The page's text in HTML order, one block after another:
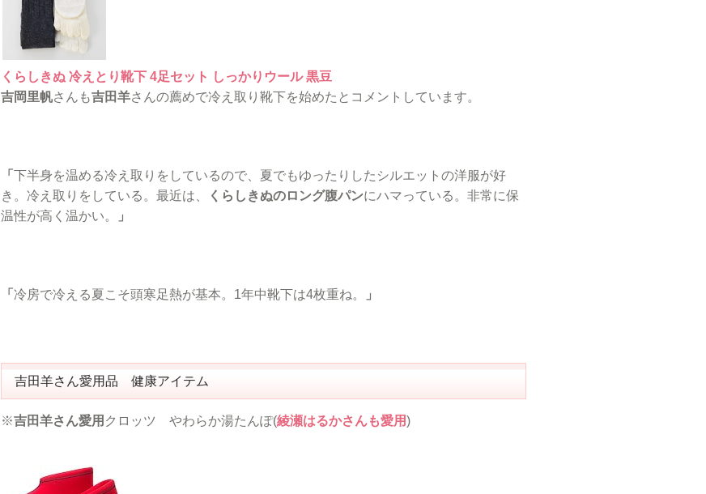
くらしきぬ 冷えとり靴下 4足セット しっかりウール 黒豆
吉岡里帆さんも吉田羊さんの薦めで冷え取り靴下を始めたとコメントしています。
「 下半身を温める冷え取りをしているので、夏でもゆったりしたシルエットの洋服が好
き。冷え取りをしている。最近は、
くらしきぬのロング腹パンにハマっている。非常に保
温性が高く温かい。
」
「 冷房で冷える夏こそ頭寒足熱が基本。1年中靴下は4枚重ね。 」
吉田羊さん愛用品 健康アイテム
※吉田羊さん愛用 クロッツ やわらか湯たんぽ(綾瀬はるかさんも愛用)